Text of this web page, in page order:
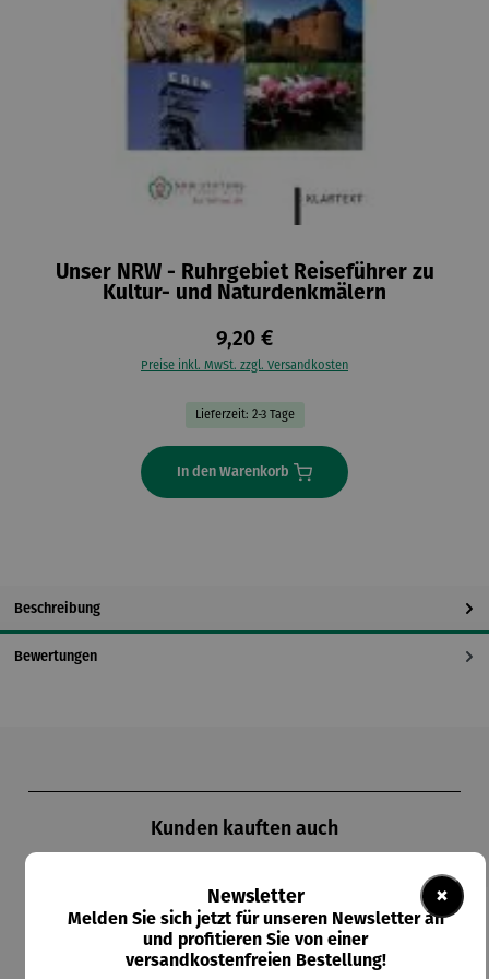
Unser NRW - Ruhrgebiet Reiseführer zu
Kultur- und Naturdenkmälern
9,20 €
Preise inkl. MwSt. zzgl. Versandkosten
Lieferzeit: 2-3 Tage
In den Warenkorb
Beschreibung
Bewertungen
Kunden kauften auch
×
Newsletter
Melden Sie sich jetzt für unseren Newsletter an
und profitieren Sie von einer
versandkostenfreien Bestellung!